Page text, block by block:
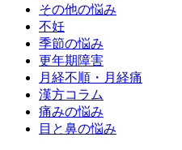
その他の悩み
不妊
季節の悩み
更年期障害
月経不順・月経痛
漢方コラム
痛みの悩み
目と鼻の悩み